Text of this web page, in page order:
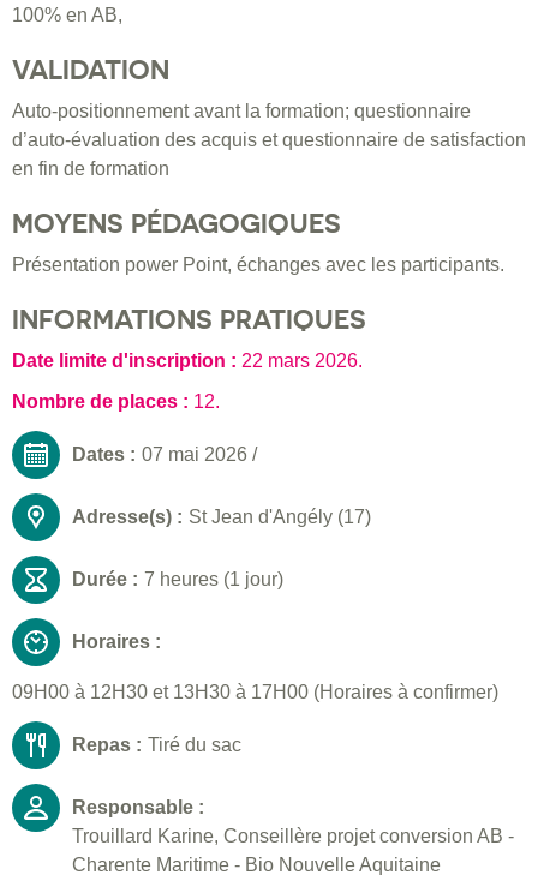
100% en AB,
VALIDATION
Auto-positionnement avant la formation; questionnaire
d’auto-évaluation des acquis et questionnaire de satisfaction
en fin de formation
MOYENS PÉDAGOGIQUES
Présentation power Point, échanges avec les participants.
INFORMATIONS PRATIQUES
Date limite d'inscription : 22 mars 2026.
Nombre de places : 12.
Dates : 07 mai 2026 /
Adresse(s) : St Jean d'Angély (17)
Durée : 7 heures (1 jour)
Horaires :
09H00 à 12H30 et 13H30 à 17H00 (Horaires à confirmer)
Repas : Tiré du sac
Responsable :
Trouillard Karine, Conseillère projet conversion AB -
Charente Maritime - Bio Nouvelle Aquitaine